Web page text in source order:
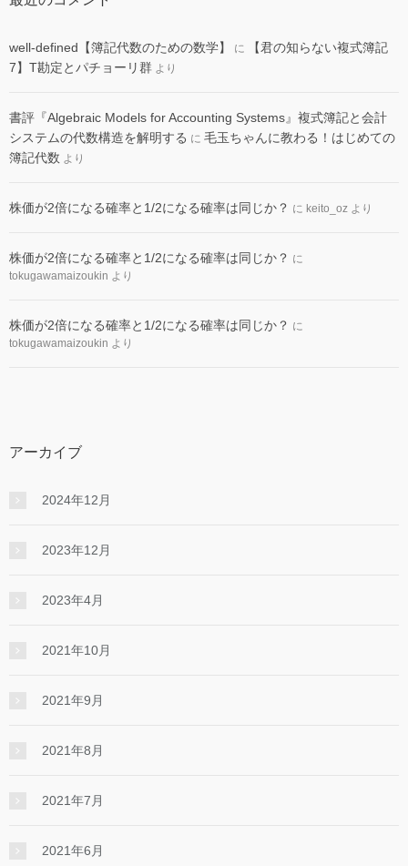
well-defined【簿記代数のための数学】 に
【君の知らない複式簿記
7】T勘定とパチョーリ群 より
書評『Algebraic Models for Accounting Systems』複式簿記と会計
システムの代数構造を解明する に 毛玉ちゃんに教わる！はじめての
簿記代数 より
株価が2倍になる確率と1/2になる確率は同じか？ に keito_oz より
株価が2倍になる確率と1/2になる確率は同じか？ に
tokugawamaizoukin より
株価が2倍になる確率と1/2になる確率は同じか？ に
tokugawamaizoukin より
アーカイブ
2024年12月
2023年12月
2023年4月
2021年10月
2021年9月
2021年8月
2021年7月
2021年6月